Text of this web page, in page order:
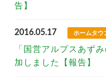
告】
2016.05.17 ホームタウ
「国営アルプスあず
加しました【報告】